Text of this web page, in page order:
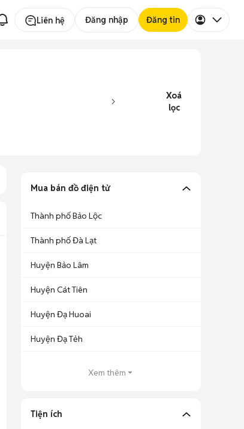
Liên hệ Đăng nhập Đăng tin
Xoá
lọc
Mua bán đồ điện tử
Thành phố Bảo Lộc
Thành phố Đà Lạt
Huyện Bảo Lâm
Huyện Cát Tiên
Huyện Đạ Huoai
Huyện Đạ Tẻh
Xem thêm
Tiện ích